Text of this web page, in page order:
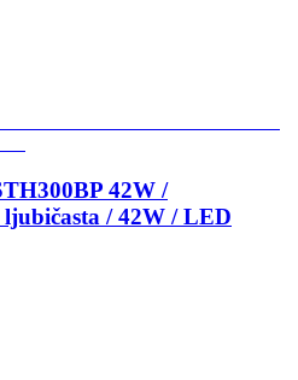
42W /
/ 42W / LED